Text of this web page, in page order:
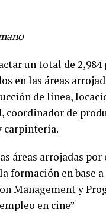
un total de 2,984
en las áreas
de línea,
coordinador de
carpintería.
áreas arrojadas
formación en base
Management y
en cine”